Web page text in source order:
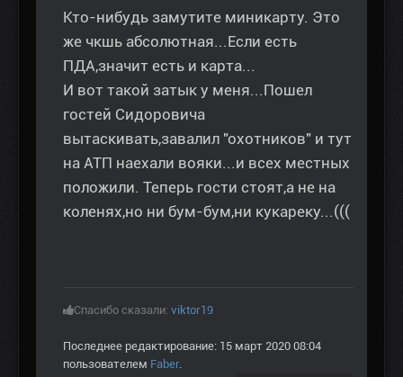
Кто-нибудь замутите миникарту. Это
же чкшь абсолютная...Если есть
ПДА,значит есть и карта...
И вот такой затык у меня...Пошел
гостей Сидоровича
вытаскивать,завалил "охотников" и тут
на АТП наехали вояки...и всех местных
положили. Теперь гости стоят,а не на
коленях,но ни бум-бум,ни кукареку...(((
Спасибо сказали: viktor19
Последнее редактирование: 15 март 2020 08:04
пользователем Faber.